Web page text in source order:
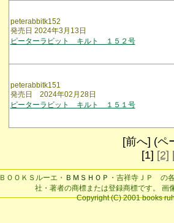
peterabbitk152
発売日 2024年3月13日
ピーターラビット キルト １５２号
peterabbitk151
発売日 2024年02月28日
ピーターラビット キルト １５１号
[前へ] (ペ
[1] [2]
ＢＯＯＫＳルーエ・ ＢＭＳＨＯＰ ・吉祥寺ＪＰ の
社・著者の商標または登録商標です。 画
Copyright (C) 2001 books